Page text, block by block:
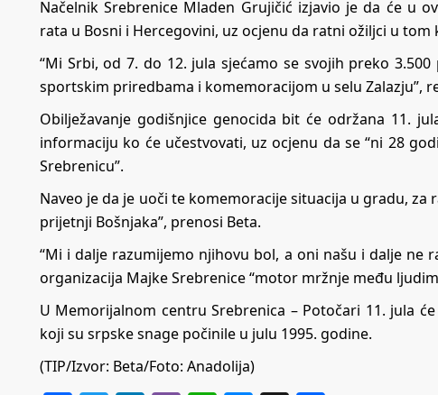
Načelnik Srebrenice Mladen Grujičić izjavio je da će u
rata u Bosni i Hercegovini, uz ocjenu da ratni ožiljci u tom
“Mi Srbi, od 7. do 12. jula sjećamo se svojih preko
sportskim priredbama i komemoracijom u selu Zalazju”,
Obilježavanje godišnjice genocida bit će održana 11.
informaciju ko će učestvovati, uz ocjenu da se “ni 28
Srebrenicu”.
Naveo je da je uoči te komemoracije situacija u gradu,
prijetnji Bošnjaka”, prenosi Beta.
“Mi i dalje razumijemo njihovu bol, a oni našu i dalje ne
organizacija Majke Srebrenice “motor mržnje među
U Memorijalnom centru Srebrenica – Potočari 11. jula
koji su srpske snage počinile u julu 1995. godine.
(TIP/Izvor: Beta/Foto: Anadolija)